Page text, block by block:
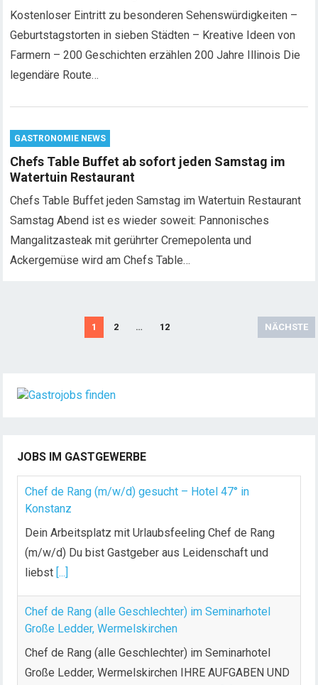
Kostenloser Eintritt zu besonderen Sehenswürdigkeiten –
Geburtstagstorten in sieben Städten – Kreative Ideen von
Farmern – 200 Geschichten erzählen 200 Jahre Illinois Die
legendäre Route…
GASTRONOMIE NEWS
Chefs Table Buffet ab sofort jeden Samstag im
Watertuin Restaurant
Chefs Table Buffet jeden Samstag im Watertuin Restaurant
Samstag Abend ist es wieder soweit: Pannonisches
Mangalitzasteak mit gerührter Cremepolenta und
Ackergemüse wird am Chefs Table…
1 2 … 12 NÄCHSTE
JOBS IM GASTGEWERBE
Chef de Rang (m/w/d) gesucht – Hotel 47° in
Konstanz
Dein Arbeitsplatz mit Urlaubsfeeling Chef de Rang
(m/w/d) Du bist Gastgeber aus Leidenschaft und
liebst [...]
Chef de Rang (alle Geschlechter) im Seminarhotel
Große Ledder, Wermelskirchen
Chef de Rang (alle Geschlechter) im Seminarhotel
Große Ledder, Wermelskirchen IHRE AUFGABEN UND